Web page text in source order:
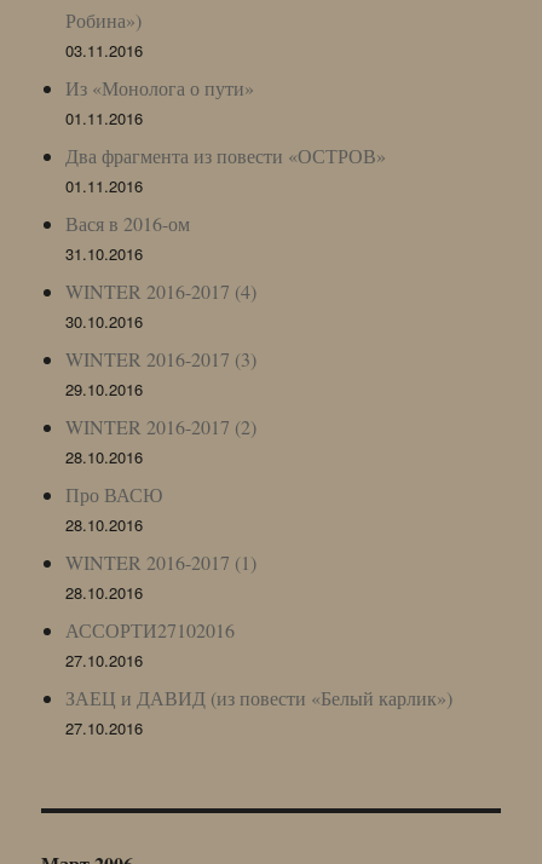
Робина»)
03.11.2016
Из «Монолога о пути»
01.11.2016
Два фрагмента из повести «ОСТРОВ»
01.11.2016
Вася в 2016-ом
31.10.2016
WINTER 2016-2017 (4)
30.10.2016
WINTER 2016-2017 (3)
29.10.2016
WINTER 2016-2017 (2)
28.10.2016
Про ВАСЮ
28.10.2016
WINTER 2016-2017 (1)
28.10.2016
АССОРТИ27102016
27.10.2016
ЗАЕЦ и ДАВИД (из повести «Белый карлик»)
27.10.2016